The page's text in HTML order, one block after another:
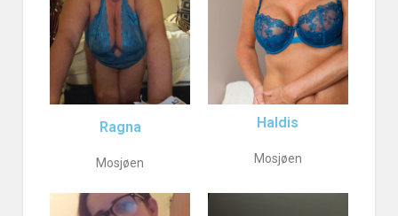
Ragna
Mosjøen
Haldis
Mosjøen